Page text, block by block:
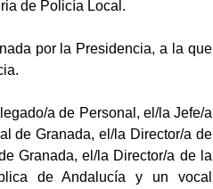
de Policía Local.
por la Presidencia, a la que
a de Personal, el/la Jefe/a
de Granada, el/la Director/a de
Granada, el/la Director/a de la
de Andalucía y un vocal